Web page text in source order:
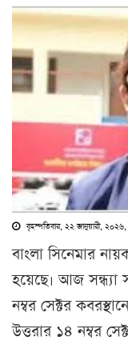
বৃহস্পতিবার, ২২ জানুয়ারী,
বাংলা সিনেমার
হয়েছে। আজ সন্ধ্যা
নম্বর সেক্টর
উত্তরার ১৪ নম্বর